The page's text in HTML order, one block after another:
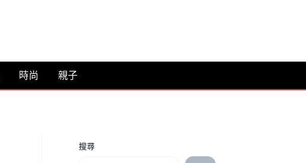
時尚 親子
搜尋